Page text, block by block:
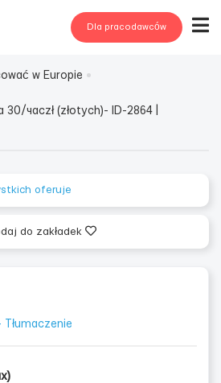
Dla pracodawców
w Europie
часzł (złotych)- ID-2864 |
oferuje
do zakładek